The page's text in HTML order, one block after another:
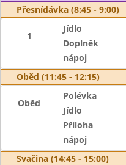
Přesnídávka (8:45 - 9:00)
1
Jídlo
Doplněk
nápoj
Oběd (11:45 - 12:15)
Oběd
Polévka
Jídlo
Příloha
nápoj
Svačina (14:45 - 15:00)